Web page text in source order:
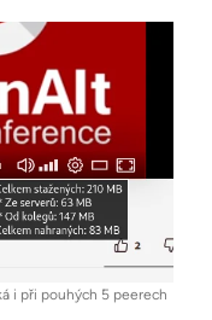
i při pouhých 5 peerech